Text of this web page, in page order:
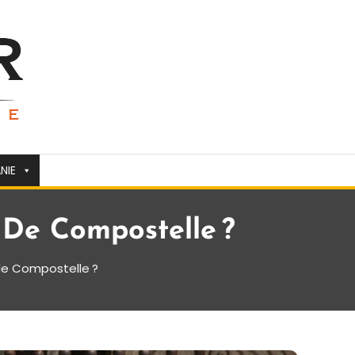
Compostelle ?
Compostelle ?